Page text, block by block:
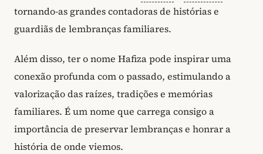
tornando-as grandes contadoras de histórias e
guardiãs de lembranças familiares.
Além disso, ter o nome Hafiza pode inspirar uma
conexão profunda com o passado, estimulando a
valorização das raízes, tradições e memórias
familiares. É um nome que carrega consigo a
importância de preservar lembranças e honrar a
história de onde viemos.